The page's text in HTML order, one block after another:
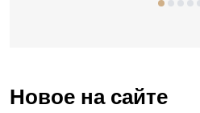
Новое на сайте